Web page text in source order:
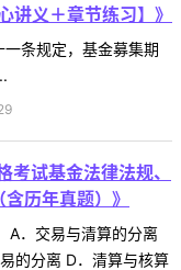
讲义＋章节练习】》
一条规定，基金募集期
试基金法律法规、
历年真题）》
．交易与清算的分离
的分离 D．清算与核算